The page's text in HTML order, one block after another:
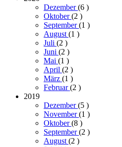
Dezember(6 )
Oktober(2 )
September(1 )
August (1 )
Juli (2 )
Juni (2 )
Mai (1 )
April (2 )
März (1 )
Februar(2 )
2019
Dezember(5 )
November(1 )
Oktober(8 )
September(2 )
August (2 )